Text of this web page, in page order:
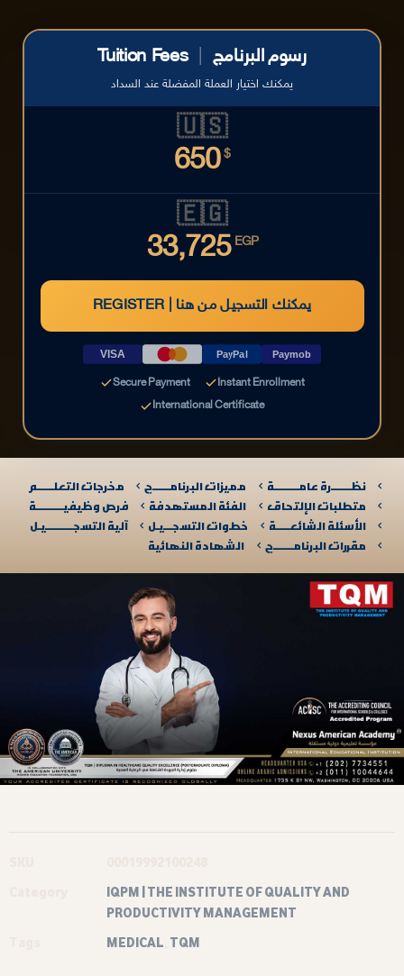
Tuition Fees رسوم البرنامج
يمكنك اختيار العملة المفضلة عند السداد
🇺🇸
650 $
🇪🇬
33,725 EGP
REGISTER | يمكنك التسجيل من هنا
VISA PayPal Paymob
Secure Payment
Instant Enrollment
International Certificate
نظـــــــرة عامـــــــــة مميزات البرنامــــــج
مخرجات التعلــــــم
متطلبات الإلتحاق
الفئة المستهدفة
فرص وظيفيــــــــــة
الأسئلة الشائعـــــة
خطوات التسجـــيـل
آلية التسجــــــــــيـل​
مقررات البرنامـــــــج
الشهادة النهائية
IQPM | THE INSTITUTE OF QUALITY AND
PRODUCTIVITY MANAGEMENT
MEDICAL TQM